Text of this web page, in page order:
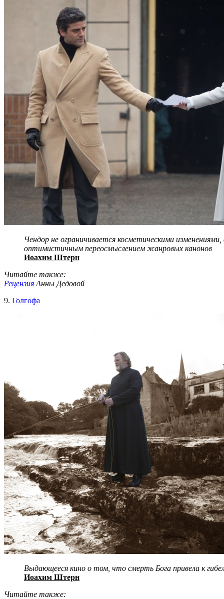
Чендор не ограничивается косметическими
оптимистичным переосмыслением жанровых канонов
Иоахим Штерн
Читайте также:
РецензияАнны Дедовой
9. Голгофа
Выдающееся кино о том, что смерть Бога привела к
Иоахим Штерн
Читайте также: